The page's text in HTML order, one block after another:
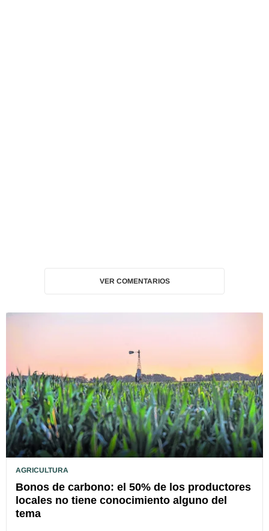
VER COMENTARIOS
AGRICULTURA
Bonos de carbono: el 50% de los productores
locales no tiene conocimiento alguno del
tema